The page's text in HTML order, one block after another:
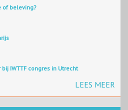
of beleving?
IWTTF congres in Utrecht
LEES MEER